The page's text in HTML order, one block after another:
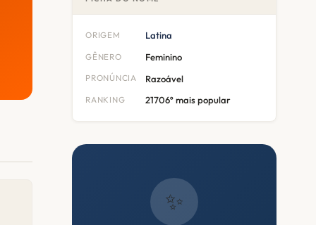
ORIGEM Latina
GÊNERO Feminino
PRONÚNCIA Razoável
RANKING 21706º mais popular
✨